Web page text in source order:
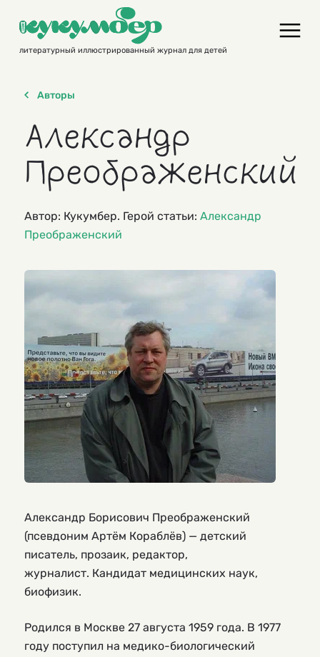
contentлитературный иллюстрированный журнал для детей
Авторы
Александр
Преображенский
Автор: Кукумбер. Герой статьи: Александр
Преображенский
Александр Борисович Преображенский
(псевдоним Артём Кораблёв) — детский
писатель, прозаик, редактор,
журналист. Кандидат медицинских наук,
биофизик.
Родился в Москве 27 августа 1959 года. В 1977
году поступил на медико-биологический